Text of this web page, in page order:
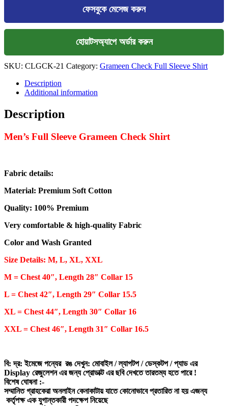
ফেসবুকে মেসেজ করুন
হোয়াটসঅ্যাপে অর্ডার করুন
SKU: CLGCK-21 Category: Grameen Check Full Sleeve Shirt
Description
Additional information
Description
Men’s Full Sleeve Grameen Check Shirt
Fabric details:
Material: Premium Soft Cotton
Quality: 100% Premium
Very comfortable & high-quality Fabric
Color and Wash Granted
Size Details: M, L, XL, XXL
M = Chest 40″, Length 28″ Collar 15
L = Chest 42″, Length 29″ Collar 15.5
XL = Chest 44″, Length 30″ Collar 16
XXL = Chest 46″, Length 31″ Collar 16.5
বি: দ্র: ইমেজে পন্যের রঙ দেখুন: মোবাইল / ল্যাপটপ / ডেস্কটপ / প্যাড এর
Display রেজুলেশন এর জন্য প্রোডাক্ট এর ছবি দেখতে তারতম্য হতে পারে !
বিশেষ ঘোষনা :-
সম্মানিত গ্রাহকেরা অনলাইন কেনাকাটায় যাতে কোনোভাবে প্রতারিত না হয় এজন্য
কর্তৃপক্ষ এক যুগান্তকারী পদক্ষেপ নিয়েছে